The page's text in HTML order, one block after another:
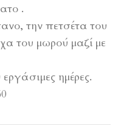
.
την πετσέτα του
του μωρού μαζί με
ημέρες.